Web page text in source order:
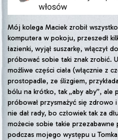
Mój kolega Maciek zrobił
komputera w pokoju, przeszedł
łazienki, wyjął suszarkę, włączył
próbować sobie taki znak zrobić.
możliwe części ciała (włącznie z
prostopadle, ze ślizgiem,
bólu na krótko, tak „aby aby”, ale
próbował przysmażyć się zdrowo
nie dał rady, bo człowiek tak za
możecie sobie takie
podczas mojego występu u